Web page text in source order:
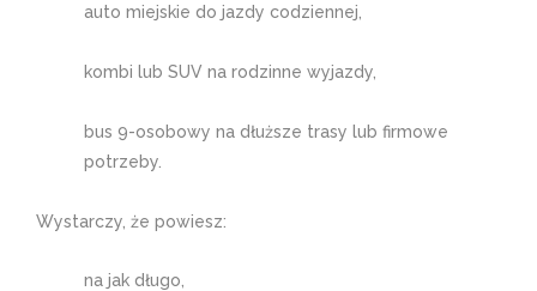
auto miejskie do jazdy codziennej,
kombi lub SUV na rodzinne wyjazdy,
bus 9-osobowy na dłuższe trasy lub firmowe
potrzeby.
Wystarczy, że powiesz:
na jak długo,